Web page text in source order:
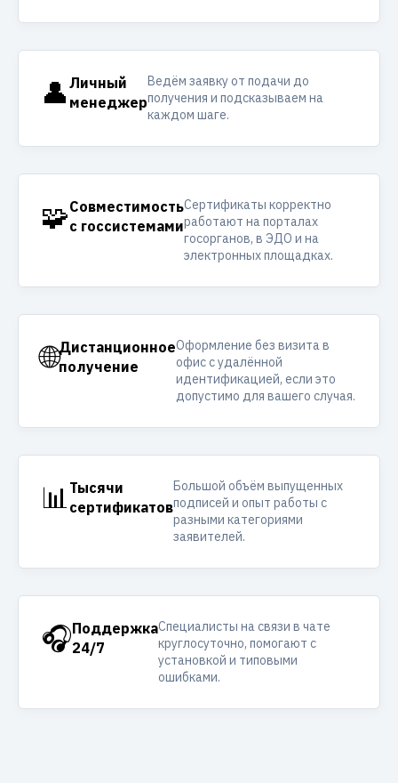
👤 Личный
менеджер
Ведём заявку от подачи до
получения и подсказываем на
каждом шаге.
🧩Совместимость
с госсистемами
Сертификаты корректно
работают на порталах
госорганов, в ЭДО и на
электронных площадках.
🌐Дистанционное
получение
Оформление без визита в
офис с удалённой
идентификацией, если это
допустимо для вашего случая.
📊 Тысячи
сертификатов
Большой объём выпущенных
подписей и опыт работы с
разными категориями
заявителей.
🎧Поддержка
24/7
Специалисты на связи в чате
круглосуточно, помогают с
установкой и типовыми
ошибками.